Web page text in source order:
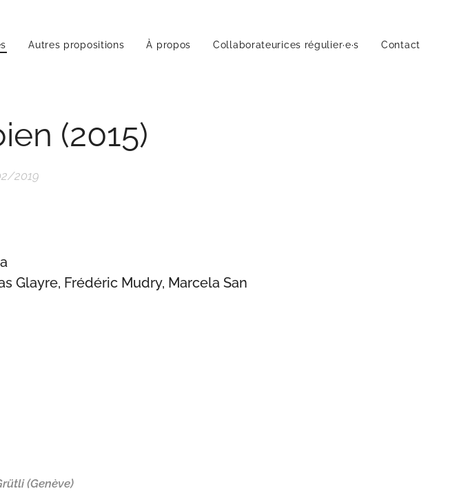
Autres propositions À propos Collaborateurices régulier·e·s Contact
(2015)
2019
Glayre, Frédéric Mudry, Marcela San
(Genève)